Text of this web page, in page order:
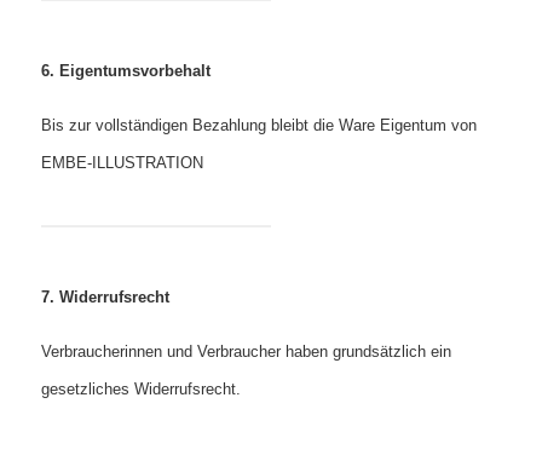
6. Eigentumsvorbehalt
Bis zur vollständigen Bezahlung bleibt die Ware Eigentum von
EMBE-ILLUSTRATION
7. Widerrufsrecht
Verbraucherinnen und Verbraucher haben grundsätzlich ein
gesetzliches Widerrufsrecht.